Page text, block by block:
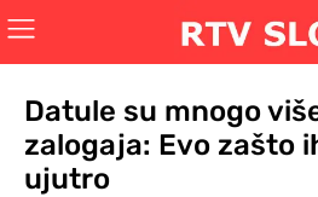
Datule su mnogo
zalogaja: Evo zašto
ujutro